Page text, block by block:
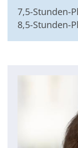
7,5-Stunden-
8,5-Stunden-